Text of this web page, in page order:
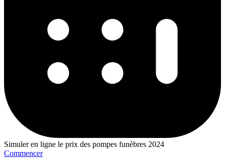
Simuler en ligne le prix des pompes funèbres 2024
Commencer